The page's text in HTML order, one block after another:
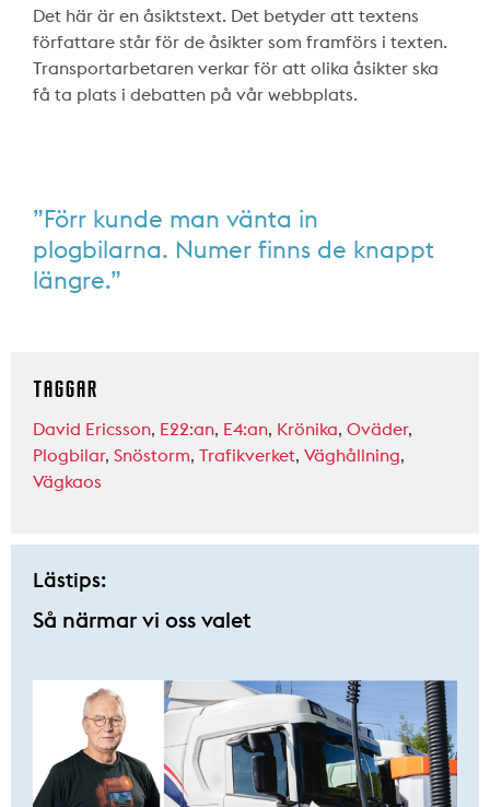
Det här är en åsiktstext. Det betyder att textens
författare står för de åsikter som framförs i texten.
Transportarbetaren verkar för att olika åsikter ska
få ta plats i debatten på vår webbplats.
”Förr kunde man vänta in
plogbilarna. Numer finns de knappt
längre.”
TAGGAR
David Ericsson, E22:an, E4:an, Krönika, Oväder,
Plogbilar, Snöstorm, Trafikverket, Väghållning,
Vägkaos
Lästips:
Så närmar vi oss valet